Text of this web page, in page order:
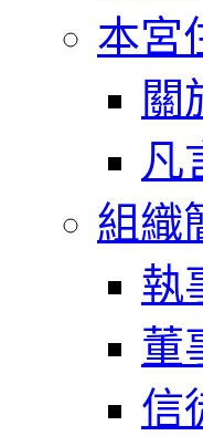
本宮
關
凡
組織
執
董
信